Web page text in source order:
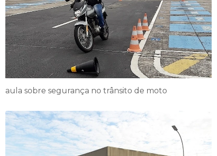
aula sobre segurança no trânsito de moto